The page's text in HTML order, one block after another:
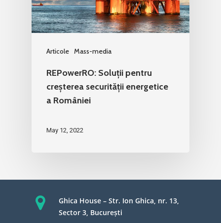
Articole Mass-media
REPowerRO: Soluții pentru
creșterea securității energetice
a României
May 12, 2022
Ghica House – Str. Ion Ghica, nr. 13,
Sector 3, București